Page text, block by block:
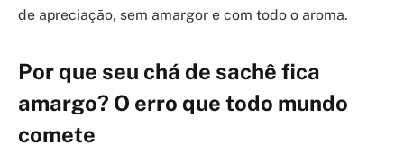
de apreciação, sem amargor e com todo o aroma.
Por que seu chá de sachê fica
amargo? O erro que todo mundo
comete